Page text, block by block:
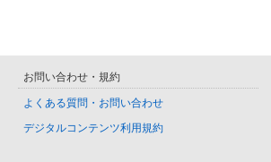
お問い合わせ・規約
よくある質問・お問い合わせ
デジタルコンテンツ利用規約